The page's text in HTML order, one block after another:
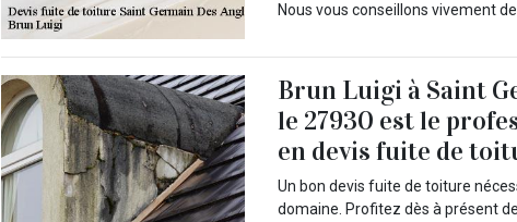
Nous vous conseillons vivement
Brun Luigi à Saint
le 27930 est le
en devis fuite de
Un bon devis fuite de toiture
domaine. Profitez dès à présent